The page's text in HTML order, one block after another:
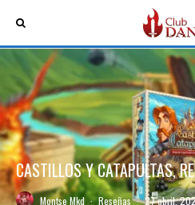
CASTILLOS Y CATAPULTAS,
Montse Mkd · Reseñas · 27 abril,